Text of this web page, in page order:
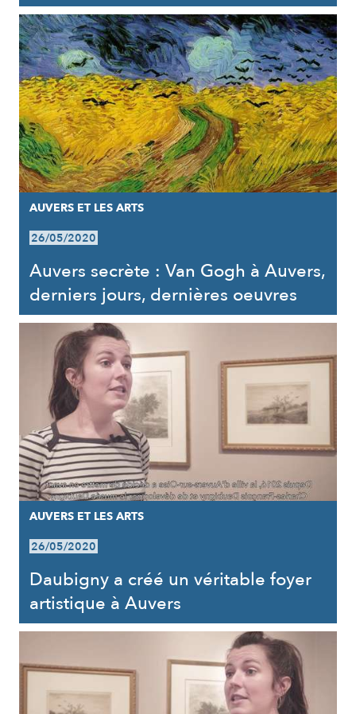
AUVERS ET LES ARTS
26/05/2020
Auvers secrète : Van Gogh à Auvers,
derniers jours, dernières oeuvres
AUVERS ET LES ARTS
26/05/2020
Daubigny a créé un véritable foyer
artistique à Auvers